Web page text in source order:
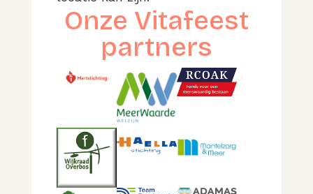
Onze Vitafeest
partners